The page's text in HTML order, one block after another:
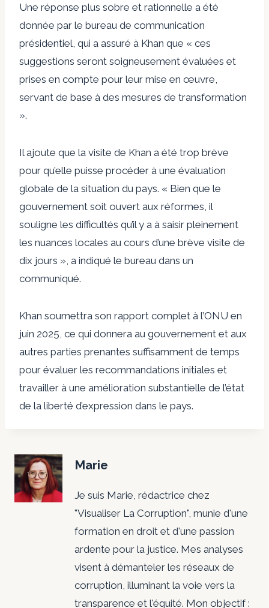
Une réponse plus sobre et rationnelle a été
donnée par le bureau de communication
présidentiel, qui a assuré à Khan que « ces
suggestions seront soigneusement évaluées et
prises en compte pour leur mise en œuvre,
servant de base à des mesures de transformation
».
Il ajoute que la visite de Khan a été trop brève
pour qu’elle puisse procéder à une évaluation
globale de la situation du pays. « Bien que le
gouvernement soit ouvert aux réformes, il
souligne les difficultés qu’il y a à saisir pleinement
les nuances locales au cours d’une brève visite de
dix jours », a indiqué le bureau dans un
communiqué.
Khan soumettra son rapport complet à l’ONU en
juin 2025, ce qui donnera au gouvernement et aux
autres parties prenantes suffisamment de temps
pour évaluer les recommandations initiales et
travailler à une amélioration substantielle de l’état
de la liberté d’expression dans le pays.
Marie
Je suis Marie, rédactrice chez
"Visualiser La Corruption", munie d'une
formation en droit et d'une passion
ardente pour la justice. Mes analyses
visent à démanteler les réseaux de
corruption, illuminant la voie vers la
transparence et l'équité. Mon objectif :